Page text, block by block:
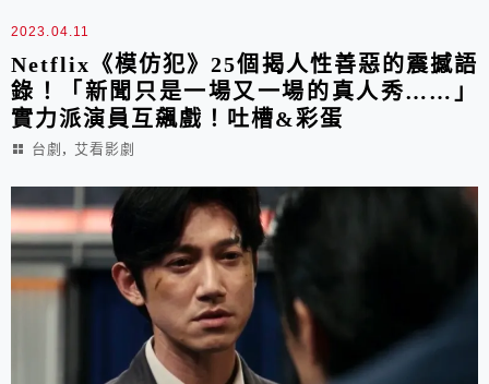
2023.04.11
Netflix《模仿犯》25個揭人性善惡的震撼語
錄！「新聞只是一場又一場的真人秀……」
實力派演員互飆戲！吐槽&彩蛋
台劇 , 艾看影劇